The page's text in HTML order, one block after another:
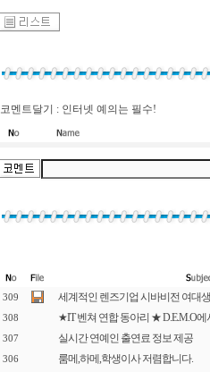
코멘트달기 : 인터넷 예의는 필수!
309 세계적인 렌즈기업 시바비전 여대
308 ★IT 벤쳐 연합 동아리 ★ D.E.M.O에
307 실시간 연예인 출연료 정보 제공
306 룸메,하메,학생이사 저렴합니다.